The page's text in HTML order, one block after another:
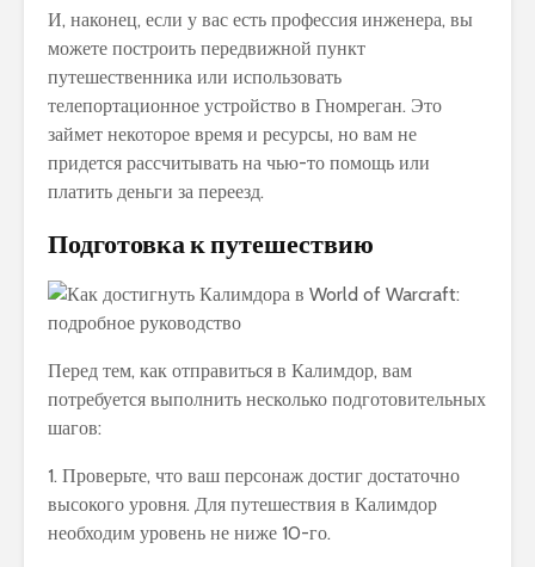
И, наконец, если у вас есть профессия инженера, вы
можете построить передвижной пункт
путешественника или использовать
телепортационное устройство в Гномреган. Это
займет некоторое время и ресурсы, но вам не
придется рассчитывать на чью-то помощь или
платить деньги за переезд.
Подготовка к путешествию
Перед тем, как отправиться в Калимдор, вам
потребуется выполнить несколько подготовительных
шагов:
1. Проверьте, что ваш персонаж достиг достаточно
высокого уровня. Для путешествия в Калимдор
необходим уровень не ниже 10-го.